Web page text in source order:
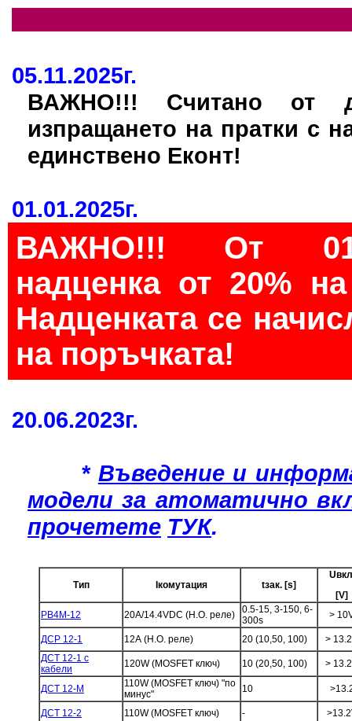
05.11.2025г.
ВАЖНО!!! Считано от
изпращането на пратки с
единствено Еконт!
01.01.2025г.
ВАЖНО!!! От
надценка от 20%
Надценката се
на поръчката!
20.06.2023г.
* Въведение и
модели за атоматично
прочетете ТУК.
Тип Iкомутация tзак. [s]
[V]
РВ4М-12
20А/14.4VDC (Н.О. реле)
0.5-15, 3-150, 6-
300s
>
ДСР 12-1 12А (Н.О. реле) 20 (10,50, 100)
>
ДСТ 12-1 с
кабели
120W (MOSFET ключ) 10 (20,50, 100) >
ДСТ 12-М
110W (MOSFET ключ) "по
минус"
10
ДСТ 12-2 110W (MOSFET ключ) -